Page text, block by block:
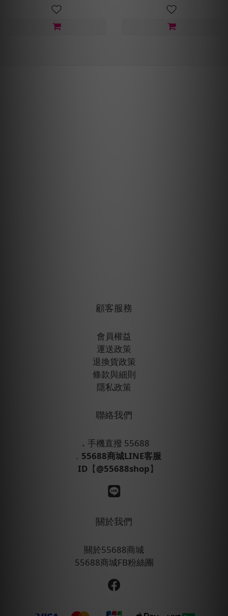
顧客服務
會員權益
運送政策
退換貨政策
條款與細則
隱私政策
聯絡我們
． 手機直撥 55688
． 55688商城LINE客服
ID 【@55688shop】
關於我們
關於55688商城
55688商城FB粉絲團